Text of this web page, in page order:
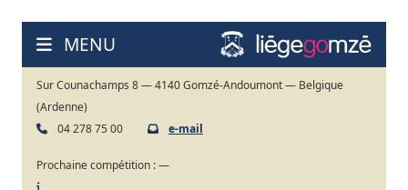
MENU
Sur Counachamps 8 — 4140 Gomzé-Andoumont — Belgique
(Ardenne)
04 278 75 00
e-mail
Prochaine compétition :—